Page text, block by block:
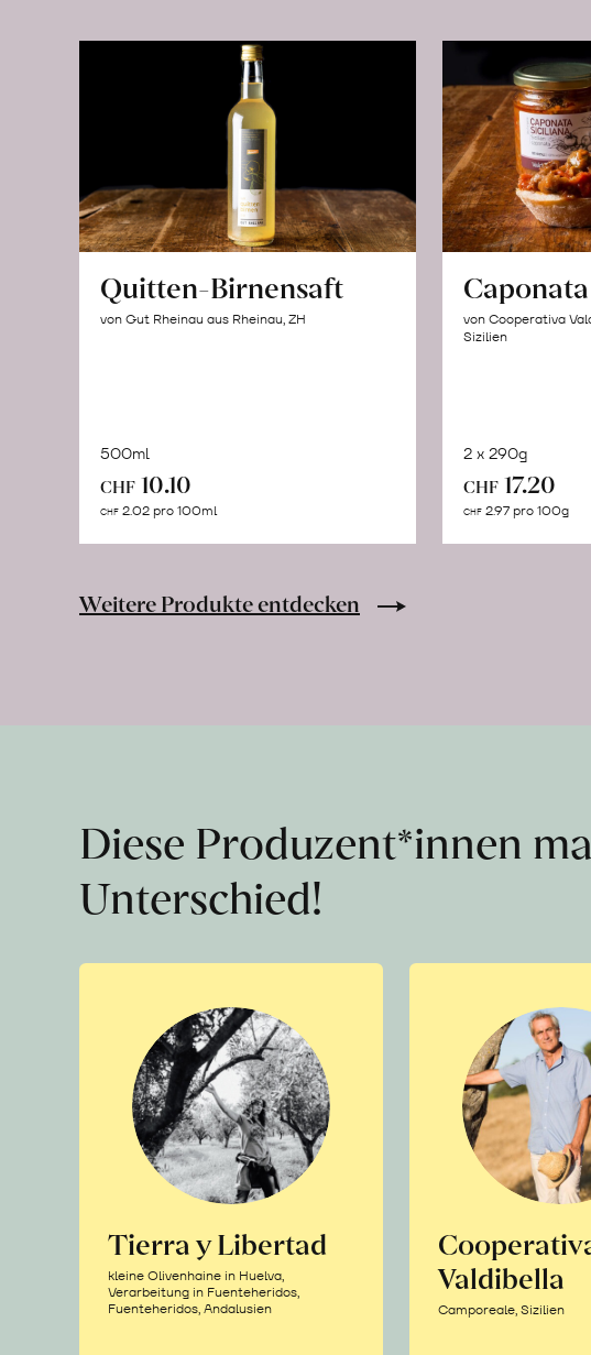
Quitten-Birnensaft
von Gut Rheinau aus Rheinau, ZH
500ml
CHF 10.10
CHF 2.02 pro 100ml
Caponata
von Cooperativa
Sizilien
2 x 290g
CHF 17.20
CHF 2.97 pro 100g
Weitere Produkte entdecken
Diese Produzent*innen
Unterschied!
Tierra y Libertad
kleine Olivenhaine in Huelva,
Verarbeitung in Fuenteheridos,
Fuenteheridos, Andalusien
Valdibella
Camporeale, Sizilien